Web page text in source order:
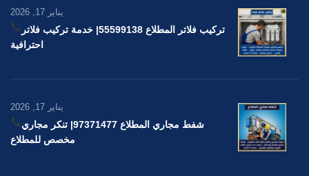
يناير 17, 2026
تركيب فلاتر المطلاع 55599138
| خدمة تركيب فلاتر
احترافية
يناير 17, 2026
شفط مجاري المطلاع 97371477
| تنكر مجاري
مخصص للمطلاع